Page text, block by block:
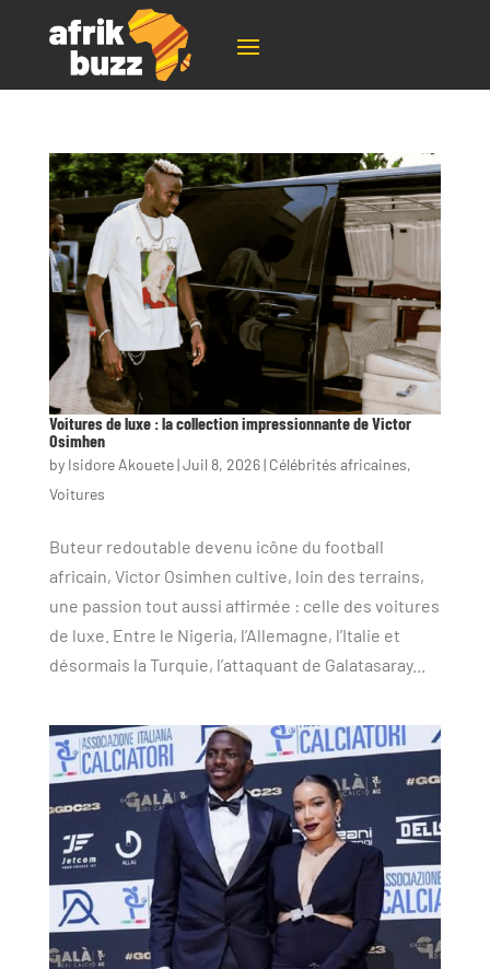
Voitures de luxe : la collection impressionnante de Victor
Osimhen
by Isidore Akouete|Juil 8, 2026| Célébrités africaines,
Voitures
Buteur redoutable devenu icône du football
africain, Victor Osimhen cultive, loin des terrains,
une passion tout aussi affirmée : celle des voitures
de luxe. Entre le Nigeria, l’Allemagne, l’Italie et
désormais la Turquie, l’attaquant de Galatasaray...